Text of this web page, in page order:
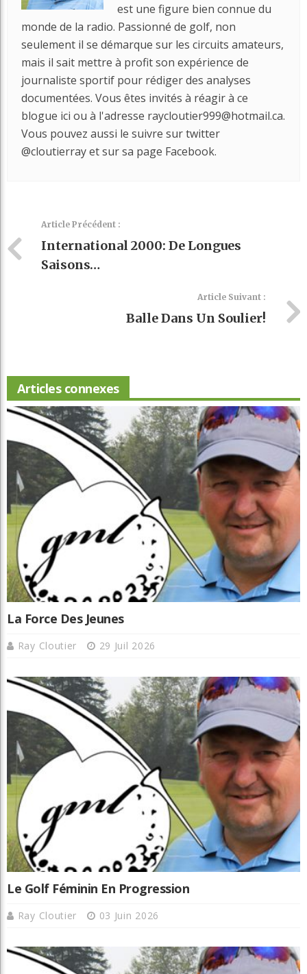
est une figure bien connue du
monde de la radio. Passionné de golf, non
seulement il se démarque sur les circuits amateurs,
mais il sait mettre à profit son expérience de
journaliste sportif pour rédiger des analyses
documentées. Vous êtes invités à réagir à ce
blogue ici ou à l'adresse raycloutier999@hotmail.ca.
Vous pouvez aussi le suivre sur twitter
@cloutierray et sur sa page Facebook.
Article Précédent :
International 2000: De Longues
Saisons…
Article Suivant :
Balle Dans Un Soulier!
Articles connexes
La Force Des Jeunes
Ray Cloutier 29 Juil 2026
Le Golf Féminin En Progression
Ray Cloutier 03 Juin 2026